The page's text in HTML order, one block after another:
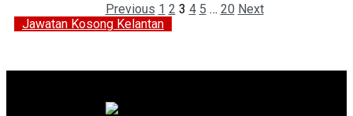
Previous 1 2 3 4 5 … 20 Next
Jawatan Kosong Kelantan